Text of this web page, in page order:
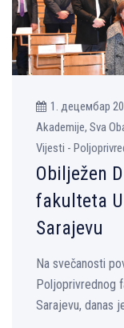
1. децембар
Akademije, Sva
Vijesti -
Obilјežen
fakulteta
Sarajevu
Na svečanosti
Polјoprivrednog
Sarajevu, danas